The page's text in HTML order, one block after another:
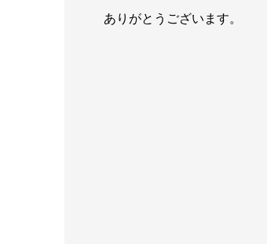
ありがとうございます。